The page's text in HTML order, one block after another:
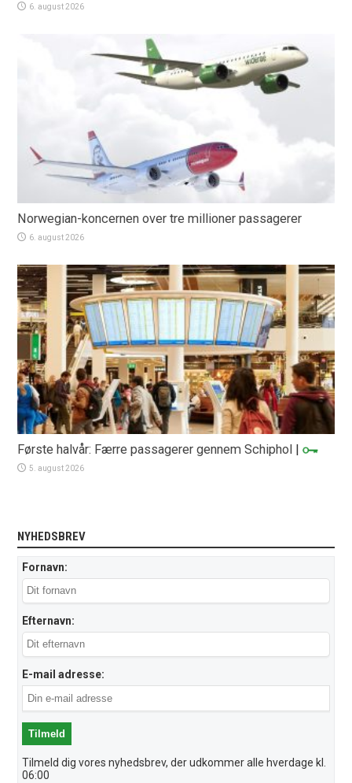
6. august 2026
Norwegian-koncernen over tre millioner passagerer
6. august 2026
Første halvår: Færre passagerer gennem Schiphol |
5. august 2026
NYHEDSBREV
Fornavn:
Efternavn:
E-mail adresse:
Tilmeld dig vores nyhedsbrev, der udkommer alle hverdage kl.
06:00